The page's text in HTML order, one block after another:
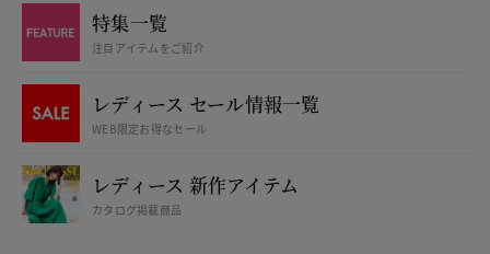
特集一覧
注目アイテムをご紹介
レディース セール情報一覧
WEB限定お得なセール
レディース 新作アイテム
カタログ掲載商品